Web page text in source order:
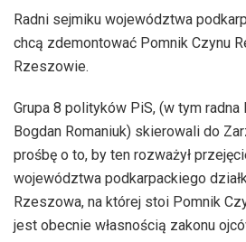
Radni sejmiku województwa
chcą zdemontować Pomnik Czynu
Rzeszowie.
Grupa 8 polityków PiS, (w tym radna
Bogdan Romaniuk) skierowali do
prośbę o to, by ten rozważył
województwa podkarpackiego
Rzeszowa, na której stoi Pomnik
jest obecnie własnością zakonu